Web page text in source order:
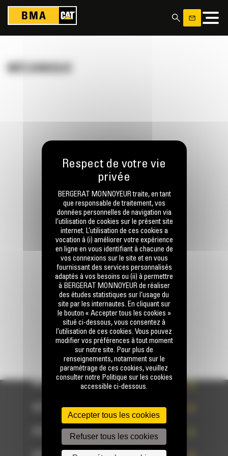
MÉCANIQUE
RESTONS EN CONTACT
Appelez-nous
0770 555 556
Écrivez-nous
ENVOYER LA DEMANDE
ACCÈS RAPIDE
ACCÈS RAPIDE
ACCÈS RAPIDE
Panneau de gestion des cookies
BERGERAT MONNOYEUR traite, en tant
que responsable de traitement, vos
données personnelles de navigation via
l’utilisation de cookies sur le présent site
internet. L’utilisation de ces cookies a
vocation à (i) améliorer votre expérience
en ligne en vous identifiant à chacune de
vos connexions sur le site et en vous
fournissant des services personnalisés
adaptés à vos besoins ou (ii) à permettre
à BERGERAT MONNOYEUR de réaliser
des études statistiques sur l’usage du
site par les internautes. En cliquant sur
le bouton « Accepter tous les cookies »
situé ci-dessous, vous consentez à
l’utilisation de ces cookies. Vous pouvez
modifier vos préférences à tout moment
sur notre site. Pour plus de
renseignements, notamment sur le
paramétrage de ces cookies, veuillez
consulter notre Politique sur les cookies
accessible ci-dessous.
Accepter tous les cookies
Refuser tous les cookies